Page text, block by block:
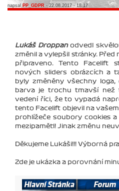
napsal PP_GDPR - 22.08.2017 - 18:17
Lukáš Droppanodvedl
změnil a vylepšil stránky.
připraveno. Tento Facelift
nových sliders obrázcích a
byly změněny všechny
barva je trochu tmavší než
vedení říci, že to vypadá
tento Facelift objevil na
prohlížeče soubory cookies
mezipaměti! Jinak změnu
Děkujeme Lukáši!!! Výborná
Zde je ukázka a porovnání